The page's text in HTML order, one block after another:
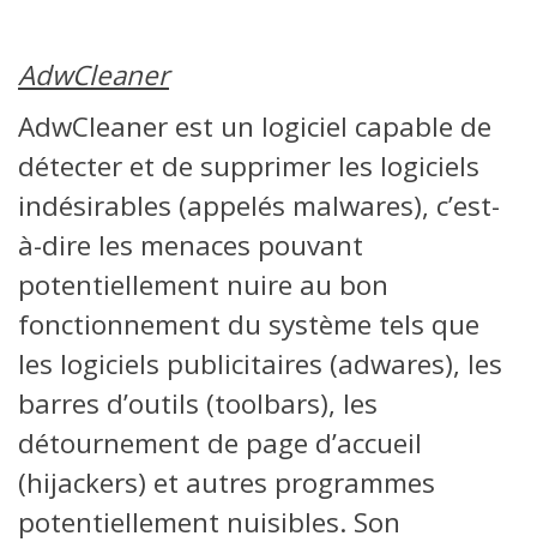
AdwCleaner
AdwCleaner est un logiciel capable de
détecter et de supprimer les logiciels
indésirables (appelés malwares), c’est-
à-dire les menaces pouvant
potentiellement nuire au bon
fonctionnement du système tels que
les logiciels publicitaires (adwares), les
barres d’outils (toolbars), les
détournement de page d’accueil
(hijackers) et autres programmes
potentiellement nuisibles. Son